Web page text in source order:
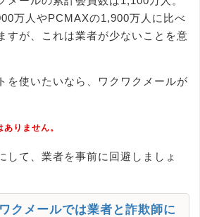
万人やPCMAXの1,900万人に比べ
すが、これは業者が少ないことを意
を使いたいなら、ワクワクメールが
りません。
して、業者を事前に回避しましょ
クメールでは業者と詐欺師に